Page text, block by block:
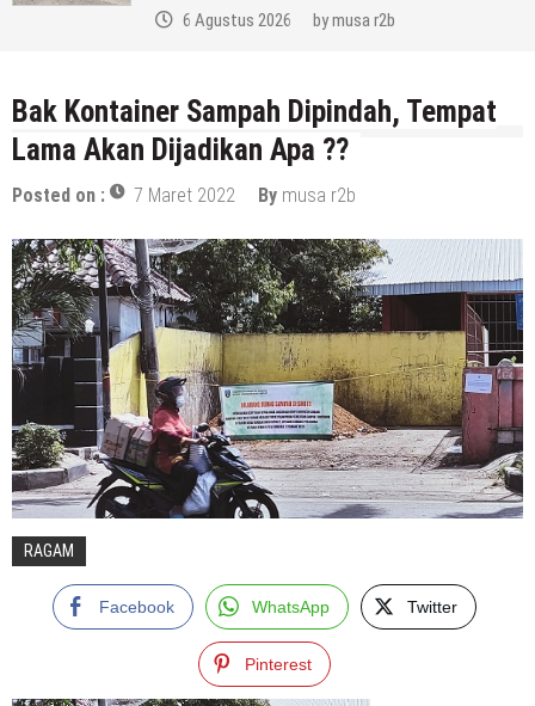
Bak Kontainer Sampah Dipindah, Tempat
Lama Akan Dijadikan Apa ??
Posted on : 7 Maret 2022 By musa r2b
RAGAM
Facebook WhatsApp Twitter
Pinterest